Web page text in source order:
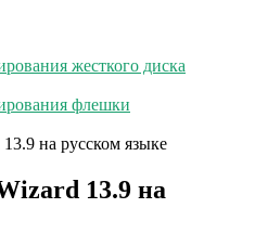
жесткого диска
флешки
на русском языке
13.9 на